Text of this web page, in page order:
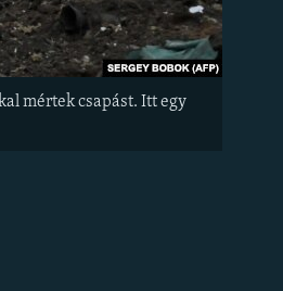
mértek csapást. Itt egy